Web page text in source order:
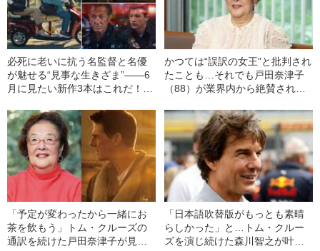
必死に老いに抗う名監督と名優
が魅せる“見事な生きざま”――6
月に見たい新作3本はこれだ！
ポリス』『アスファルト・シテ
ィ』〉
かつては“誤訳の女王”と批判され
たことも…それでも戸田奈津子
（88）が業界内から絶賛される
はマネできない」
「予定が変わったから一緒にお
茶を飲もう」トム・クルーズの
通訳を続けた戸田奈津子が見た
「日本語吹替版がもっとも素晴
らしかった」と…トム・クルー
ズを演じ続けた森川智之が叶え